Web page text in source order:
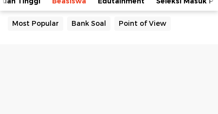
Most Popular Bank Soal Point of View